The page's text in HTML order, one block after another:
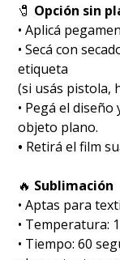
🧷 Opción sin
• Aplicá
• Secá con
etiqueta
(si usás pistola,
• Pegá el
objeto plano.
• Retirá el film
🔥 Sublimación
•⁠ ⁠Aptas para
•⁠ ⁠Temperatura:
•⁠ ⁠Tiempo: 60